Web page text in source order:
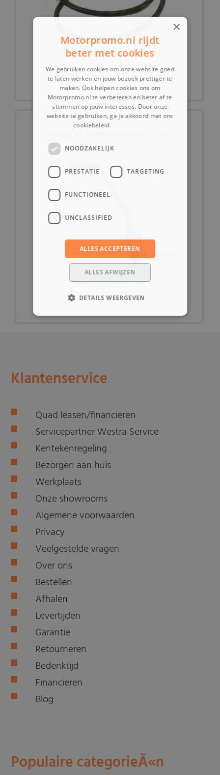
€ 12,99
€ 25,50
Klantenservice
Quad leasen/financieren
Servicepartner Westra Service
Kentekenregeling
Bezorgen aan huis
Werkplaats
Onze showrooms
Algemene voorwaarden
Privacy
Veelgestelde vragen
Over ons
Bestellen
Afhalen
Levertijden
Garantie
Retourneren
Bedenktijd
Financieren
Blog
Populaire categorieÃ«n
×
Motorpromo.nl rijdt
beter met cookies
We gebruiken cookies om onze website goed
te laten werken en jouw bezoek prettiger te
maken. Ook helpen cookies ons om
Motorpromo.nl te verbeteren en beter af te
stemmen op jouw interesses. Door onze
website te gebruiken, ga je akkoord met ons
cookiebeleid.
NOODZAKELIJK
PRESTATIE TARGETING
FUNCTIONEEL
UNCLASSIFIED
ALLES ACCEPTEREN
ALLES AFWIJZEN
DETAILS WEERGEVEN